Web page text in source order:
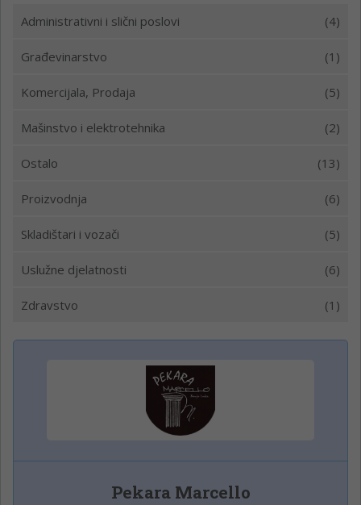
Administrativni i slični poslovi (4)
Građevinarstvo (1)
Komercijala, Prodaja (5)
Mašinstvo i elektrotehnika (2)
Ostalo (13)
Proizvodnja (6)
Skladištari i vozači (5)
Uslužne djelatnosti (6)
Zdravstvo (1)
Pekara Marcello